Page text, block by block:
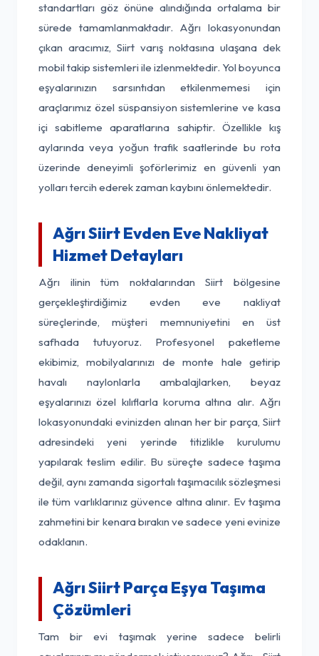
standartları göz önüne alındığında ortalama bir
sürede tamamlanmaktadır. Ağrı lokasyonundan
çıkan aracımız, Siirt varış noktasına ulaşana dek
mobil takip sistemleri ile izlenmektedir. Yol boyunca
eşyalarınızın sarsıntıdan etkilenmemesi için
araçlarımız özel süspansiyon sistemlerine ve kasa
içi sabitleme aparatlarına sahiptir. Özellikle kış
aylarında veya yoğun trafik saatlerinde bu rota
üzerinde deneyimli şoförlerimiz en güvenli yan
yolları tercih ederek zaman kaybını önlemektedir.
Ağrı Siirt Evden Eve Nakliyat
Hizmet Detayları
Ağrı ilinin tüm noktalarından Siirt bölgesine
gerçekleştirdiğimiz evden eve nakliyat
süreçlerinde, müşteri memnuniyetini en üst
safhada tutuyoruz. Profesyonel paketleme
ekibimiz, mobilyalarınızı de monte hale getirip
havalı naylonlarla ambalajlarken, beyaz
eşyalarınızı özel kılıflarla koruma altına alır. Ağrı
lokasyonundaki evinizden alınan her bir parça, Siirt
adresindeki yeni yerinde titizlikle kurulumu
yapılarak teslim edilir. Bu süreçte sadece taşıma
değil, aynı zamanda sigortalı taşımacılık sözleşmesi
ile tüm varlıklarınız güvence altına alınır. Ev taşıma
zahmetini bir kenara bırakın ve sadece yeni evinize
odaklanın.
Ağrı Siirt Parça Eşya Taşıma
Çözümleri
Tam bir evi taşımak yerine sadece belirli